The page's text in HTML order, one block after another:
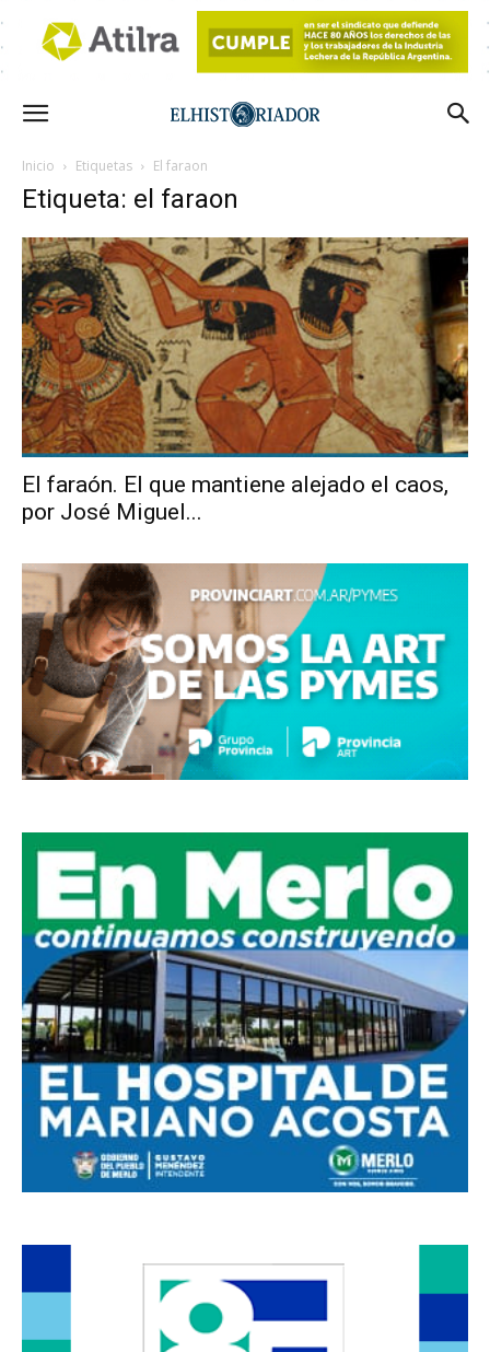
Inicio Etiquetas El faraon
Etiqueta: el faraon
El faraón. El que mantiene alejado el caos,
por José Miguel...